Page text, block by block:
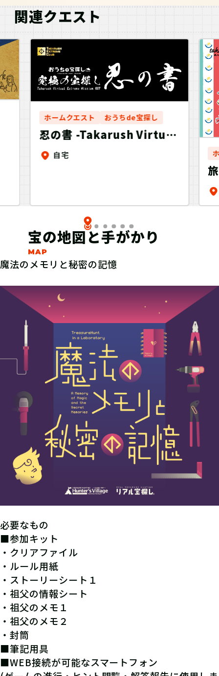
関連クエスト
ホームクエスト おうちde宝探し
忍の書 -Takarush Virtual
Extreme Mission 007-
自宅
宝の地図と手がかり
魔法のメモリと秘密の記憶
必要なもの
■参加キット
・クリアファイル
・ルール用紙
・ストーリーシート１
・祖父の情報シート
・祖父のメモ１
・祖父のメモ２
・封筒
■筆記用具
■WEB接続が可能なスマートフォン